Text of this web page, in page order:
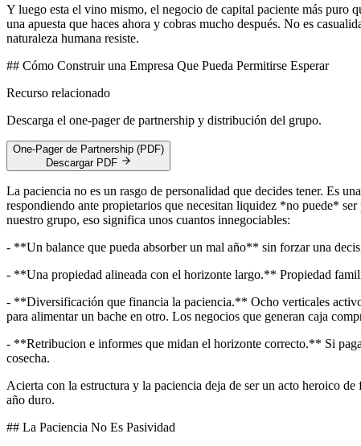
Y luego esta el vino mismo, el negocio de capital paciente más puro
una apuesta que haces ahora y cobras mucho después. No es
naturaleza humana resiste.
## Cómo Construir una Empresa Que Pueda Permitirse Esperar
Recurso relacionado
Descarga el one-pager de partnership y distribución del grupo.
One-Pager de Partnership (PDF)
Descargar PDF
La paciencia no es un rasgo de personalidad que decides tener. Es
respondiendo ante propietarios que necesitan liquidez *no puede*
nuestro grupo, eso significa unos cuantos innegociables:
- **Un balance que pueda absorber un mal año** sin forzar una
- **Una propiedad alineada con el horizonte largo.** Propiedad
- **Diversificación que financia la paciencia.** Ocho verticales
para alimentar un bache en otro. Los negocios que generan caja
- **Retribucion e informes que midan el horizonte correcto.** Si
cosecha.
Acierta con la estructura y la paciencia deja de ser un acto heroico
año duro.
## La Paciencia No Es Pasividad